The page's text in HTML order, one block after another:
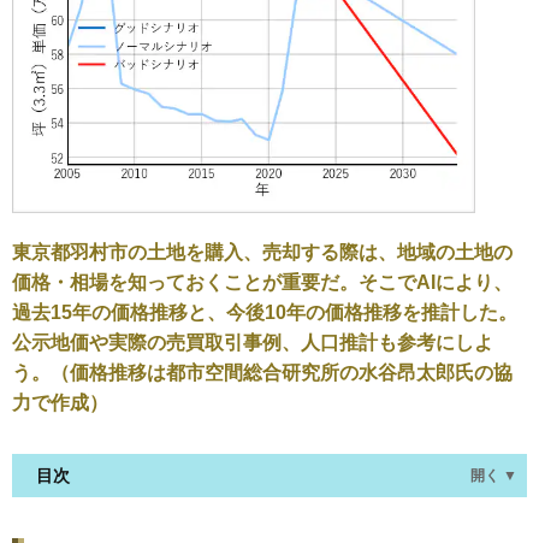
東京都羽村市の土地を購入、売却する際は、地域の土地の
価格・相場を知っておくことが重要だ。そこでAIにより、
過去15年の価格推移と、今後10年の価格推移を推計した。
公示地価や実際の売買取引事例、人口推計も参考にしよ
う。（価格推移は都市空間総合研究所の水谷昂太郎氏の協
力で作成）
目次 開く ▼